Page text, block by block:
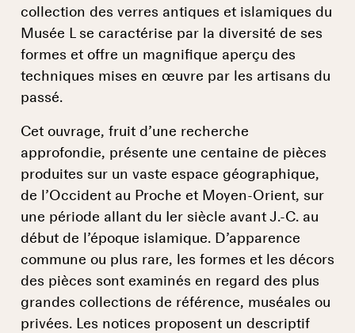
collection des verres antiques et islamiques du
Musée L se caractérise par la diversité de ses
formes et offre un magnifique aperçu des
techniques mises en œuvre par les artisans du
passé.
Cet ouvrage, fruit d’une recherche
approfondie, présente une centaine de pièces
produites sur un vaste espace géographique,
de l’Occident au Proche et Moyen-Orient, sur
une période allant du Ier siècle avant J.-C. au
début de l’époque islamique. D’apparence
commune ou plus rare, les formes et les décors
des pièces sont examinés en regard des plus
grandes collections de référence, muséales ou
privées. Les notices proposent un descriptif